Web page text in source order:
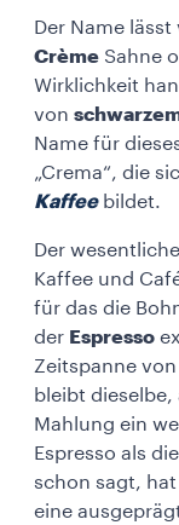
Der Name
Crème Sahne
Wirklichkeit
von
Name für
„Crema“, die
Kaffeebildet.
Der
Kaffee und
für das die
der Espresso
Zeitspanne
bleibt
Mahlung ein
Espresso als
schon sagt,
eine